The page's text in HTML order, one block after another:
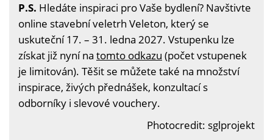
P.S. Hledáte inspiraci pro Vaše bydlení? Navštivte
online stavební veletrh Veleton, který se
uskuteční 17. – 31. ledna 2027. Vstupenku lze
získat již nyní na tomto odkazu (počet vstupenek
je limitován). Těšit se můžete také na množství
inspirace, živých přednášek, konzultací s
odborníky i slevové vouchery.
Photocredit: sglprojekt